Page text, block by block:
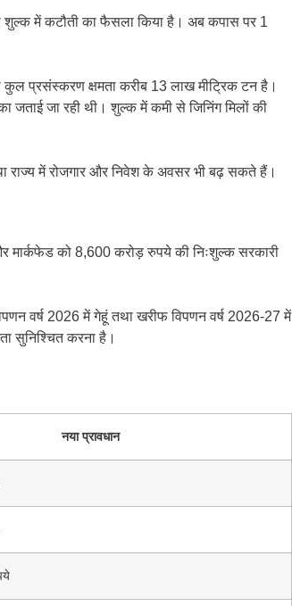
शुल्क में कटौती का फैसला किया है। अब कपास पर 1
प्रसंस्करण क्षमता करीब 13 लाख मीट्रिक टन है।
जताई जा रही थी। शुल्क में कमी से जिनिंग मिलों की
राज्य में रोजगार और निवेश के अवसर भी बढ़ सकते हैं।
मार्कफेड को 8,600 करोड़ रुपये की निःशुल्क सरकारी
वर्ष 2026 में गेहूं तथा खरीफ विपणन वर्ष 2026-27 में
सुनिश्चित करना है।
नया प्रावधान